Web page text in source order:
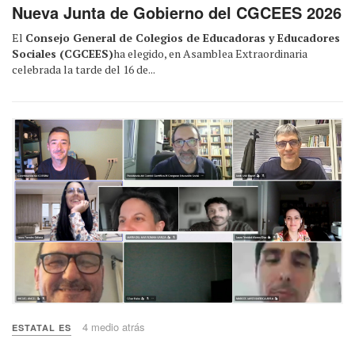
Nueva Junta de Gobierno del CGCEES 2026
El Consejo General de Colegios de Educadoras y Educadores
Sociales (CGCEES)ha elegido, en Asamblea Extraordinaria
celebrada la tarde del 16 de...
ESTATAL ES 4 medio atrás